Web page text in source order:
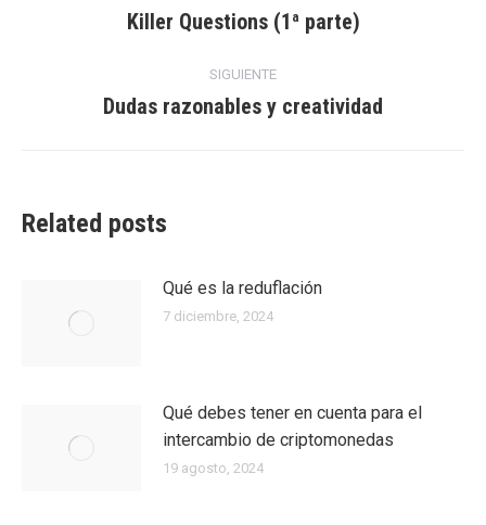
Entrada
Killer Questions (1ª parte)
SIGUIENTE
Entrada
Dudas razonables y creatividad
Related posts
Qué es la reduflación
7 diciembre, 2024
Qué debes tener en cuenta para el
intercambio de criptomonedas
19 agosto, 2024